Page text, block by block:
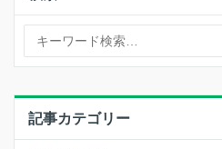
記事カテゴリー